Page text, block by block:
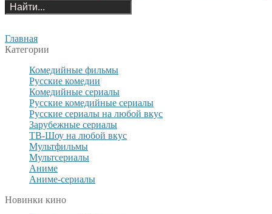
Главная
Категории
Комедийные фильмы
Русские комедии
Комедийные сериалы
Русские комедийные сериалы
Русские сериалы на любой вкус
Зарубежные сериалы
ТВ-Шоу на любой вкус
Мультфильмы
Мультсериалы
Аниме
Аниме-сериалы
Новинки кино